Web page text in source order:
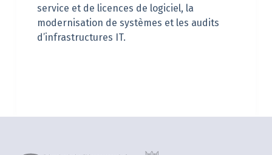
service et de licences de logiciel, la
modernisation de systèmes et les audits
d’infrastructures IT.